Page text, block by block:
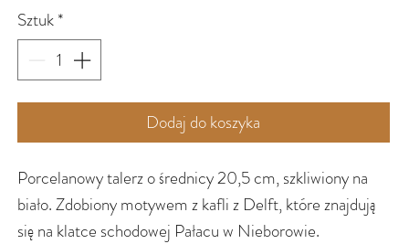
Sztuk *
Dodaj do koszyka
Porcelanowy talerz o średnicy 20,5 cm, szkliwiony na
biało. Zdobiony motywem z kafli z Delft, które znajdują
się na klatce schodowej Pałacu w Nieborowie.